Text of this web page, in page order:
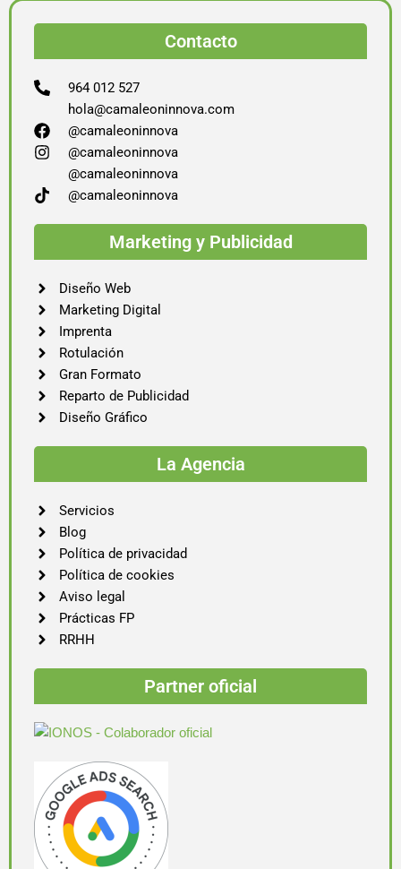
Contacto
964 012 527
hola@camaleoninnova.com
@camaleoninnova
@camaleoninnova
@camaleoninnova
@camaleoninnova
Marketing y Publicidad
Diseño Web
Marketing Digital
Imprenta
Rotulación
Gran Formato
Reparto de Publicidad
Diseño Gráfico
La Agencia
Servicios
Blog
Política de privacidad
Política de cookies
Aviso legal
Prácticas FP
RRHH
Partner oficial